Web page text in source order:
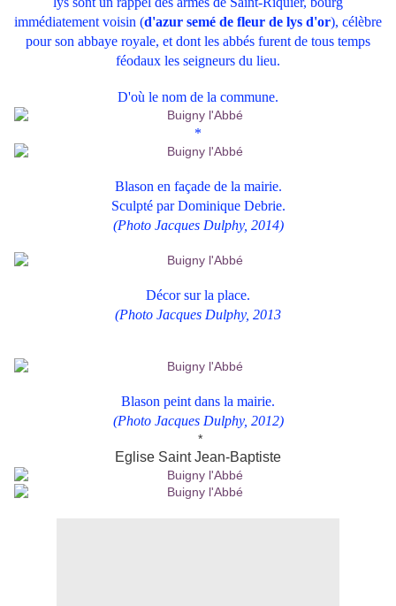
immédiatement voisin (d'azur semé de fleur de lys d'or), célèbre
pour son abbaye royale, et dont les abbés furent de tous temps
féodaux les seigneurs du lieu.
D'où le nom de la commune.
*
Blason en façade de la mairie.
Sculpté par Dominique Debrie.
(Photo Jacques Dulphy, 2014)
Décor sur la place.
(Photo Jacques Dulphy, 2013
Blason peint dans la mairie.
(Photo Jacques Dulphy, 2012)
*
Eglise Saint Jean-Baptiste